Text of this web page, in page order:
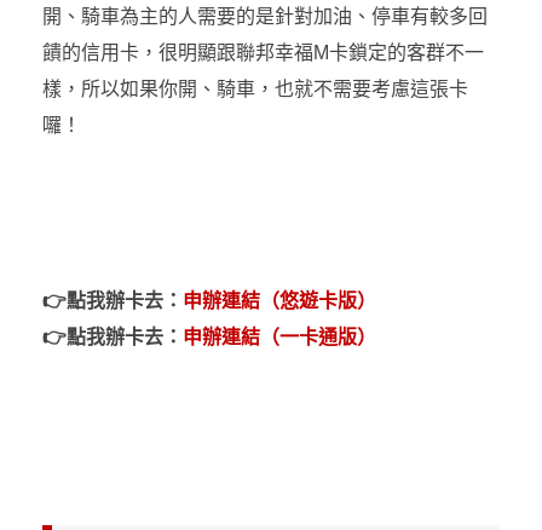
開、騎車為主的人需要的是針對加油、停車有較多回
饋的信用卡，很明顯跟聯邦幸福M卡鎖定的客群不一
樣，所以如果你開、騎車，也就不需要考慮這張卡
囉！
👉點我辦卡去： 申辦連結（悠遊卡版）
👉點我辦卡去： 申辦連結（一卡通版）